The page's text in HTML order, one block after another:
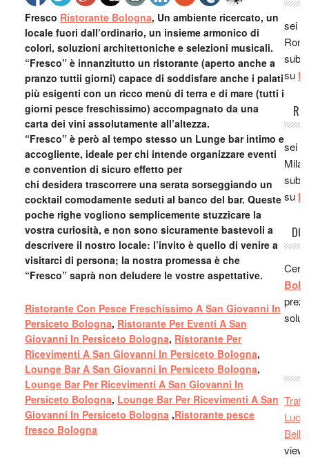
Fresco Ristorante Bologna, Un ambiente ricercato, un
locale fuori dall’ordinario, un insieme armonico di
colori, soluzioni architettoniche e selezioni musicali.
“Fresco” è innanzitutto un ristorante (aperto anche a
pranzo tuttii giorni) capace di soddisfare anche i palati
più esigenti con un ricco menù di terra e di mare (tutti i
giorni pesce freschissimo) accompagnato da una
carta dei vini assolutamente all’altezza.
“Fresco” è però al tempo stesso un Lunge bar intimo e
accogliente, ideale per chi intende organizzare eventi
e convention di sicuro effetto per
chi desidera trascorrere una serata sorseggiando un
cocktail comodamente seduti al banco del bar. Queste
poche righe vogliono semplicemente stuzzicare la
vostra curiosità, e non sono sicuramente bastevoli a
descrivere il nostro locale: l’invito è quello di venire a
visitarci di persona; la nostra promessa è che
“Fresco” saprà non deludere le vostre aspettative.
Ristorante Con Pesce Freschissimo A San Giovanni In
Persiceto Bologna, Ristorante Per Eventi A San
Giovanni In Persiceto Bologna, Ristorante Per
Ricevimenti A San Giovanni In Persiceto Bologna,
Lounge Bar A San Giovanni In Persiceto Bologna,
Lounge Bar Per Ricevimenti A San Giovanni In
Persiceto Bologna, Lounge Bar Per Ricevimenti A San
Giovanni In Persiceto Bologna ,Ristorante pesce
fresco Bologna
sei
su
sei
su
Belle
Lo
ha
vero
mi